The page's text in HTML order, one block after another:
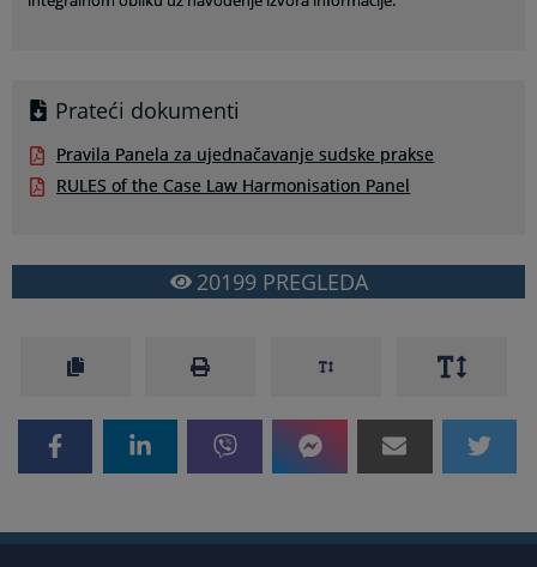
Prateći dokumenti
Pravila Panela za ujednačavanje sudske prakse
RULES of the Case Law Harmonisation Panel
20199PREGLEDA